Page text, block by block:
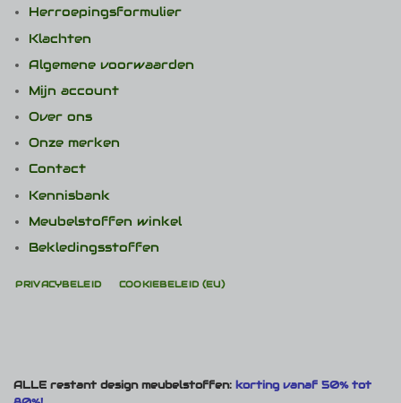
Herroepingsformulier
Klachten
Algemene voorwaarden
Mijn account
Over ons
Onze merken
Contact
Kennisbank
Meubelstoffen winkel
Bekledingsstoffen
PRIVACYBELEID COOKIEBELEID (EU)
ALLE restant design meubelstoffen: korting vanaf 50% tot